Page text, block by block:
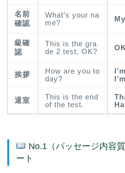
名前
確認
What’s your na
me?
級確
認
This is the gra
de 2 test, OK?
挨拶
How are you to
day?
退室
This is the end
of the test.
No.1（パッセージ内容
ート